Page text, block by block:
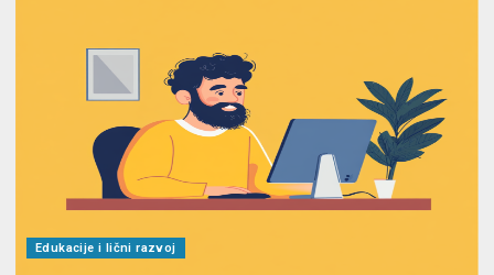
Edukacije i lični razvoj